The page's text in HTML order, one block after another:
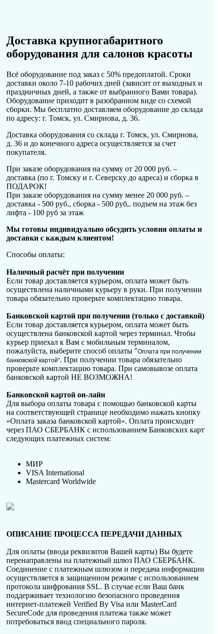
Доставка крупногабаритного
оборудования для салонов красоты
Всё оборудование под заказ с 50% предоплатой. Сроки
доставки около 7-10 рабочих дней (зависит от выходных и
праздничных дней, а также от выбранного Вами товара).
Оборудование приходит в разобранном виде со схемой
сборки. Мы бесплатно доставляем оборудование до склада
по адресу: г. Томск, ул. Смирнова, д. 36.
Доставка оборудования со склада г. Томск, ул. Смирнова,
д. 36 и до конечного адреса осуществляется за счет
покупателя.
При заказе оборудования на сумму от 20 000 руб. –
доставка (по г. Томску и г. Северску до адреса) и сборка в
ПОДАРОК!
При заказе оборудования на сумму менее 20 000 руб. –
доставка - 500 руб., сборка - 500 руб,. подъем на этаж без
лифта - 100 руб за этаж
Мы готовы индивидуально обсудить условия оплаты и
доставки с каждым клиентом!
Способы оплаты:
Наличный расчёт при получении
Если товар доставляется курьером, оплата может быть
осуществлена наличными курьеру в руки. При получении
товара обязательно проверьте комплектацию товара.
Банковской картой при получении (только с доставкой)
Если товар доставляется курьером, оплата может быть
осуществлена банковской картой через терминал. Чтобы
курьер приехал к Вам с мобильным терминалом,
пожалуйста, выберите способ оплаты "Оплата при получении
банковской картой". При получении товара обязательно
проверьте комплектацию товара. При самовывозе оплата
банковской картой НЕ ВОЗМОЖНА!
Банковской картой он-лайн
Для выбора оплаты товара с помощью банковской карты
на соответствующей странице необходимо нажать кнопку
«Оплата заказа банковской картой». Оплата происходит
через ПАО СБЕРБАНК с использованием Банковских карт
следующих платежных систем:
МИР
VISA International
Mastercard Worldwide
ОПИСАНИЕ ПРОЦЕССА ПЕРЕДАЧИ ДАННЫХ
Для оплаты (ввода реквизитов Вашей карты) Вы будете
перенаправлены на платежный шлюз ПАО СБЕРБАНК.
Соединение с платежным шлюзом и передача информации
осуществляется в защищенном режиме с использованием
протокола шифрования SSL. В случае если Ваш банк
поддерживает технологию безопасного проведения
интернет-платежей Verified By Visa или MasterCard
SecureCode для проведения платежа также может
потребоваться ввод специального пароля.